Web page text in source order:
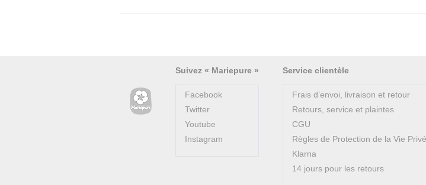
Suivez « Mariepure »
Facebook
Twitter
Youtube
Instagram
Service clientèle
Frais d’envoi, livraison et retour
Retours, service et plaintes
CGU
Règles de Protection de la Vie
Klarna
14 jours pour les retours